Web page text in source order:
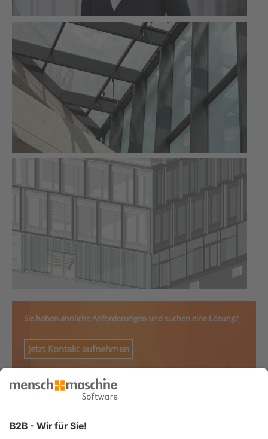
Sie haben ähnliche Anforderungen und suchen eine Lösung?
Jetzt Kontakt aufnehmen